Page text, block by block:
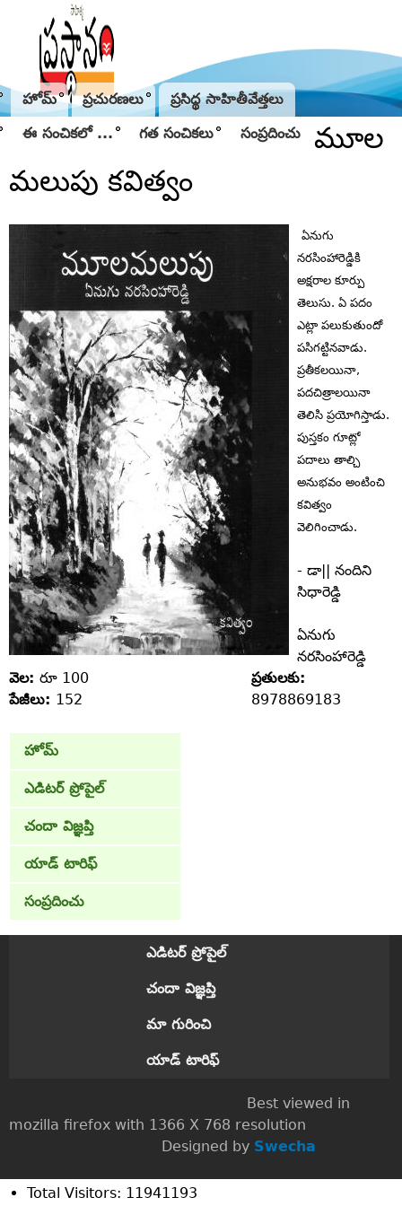
హోమ్ ప్రచురణలు ప్రసిద్థ సాహితీవేత్తలు
ఈ సంచికలో ... గత సంచికలు సంప్రదించు
మూల
మలుపు కవిత్వం
ఏనుగు
నరసింహారెడ్డికి
అక్షరాల కూర్పు
తెలుసు. ఏ పదం
ఎట్లా పలుకుతుందో
పసిగట్టినవాడు.
ప్రతీకలయినా,
పదచిత్రాలయినా
తెలిసి ప్రయోగిస్తాడు.
పుస్తకం గూట్లో
పదాలు తాల్చి
అనుభవం అంటించి
కవిత్వం
వెలిగించాడు.
- డా|| నందిని
సిధారెడ్డి
ఏనుగు
నరసింహారెడ్డి
వెల: రూ 100
పేజీలు: 152
ప్రతులకు:
8978869183
హోమ్
ఎడిటర్ ప్రోపైల్
చందా విజ్ఞప్తి
యాడ్ టారిఫ్
సంప్రదించు
ఎడిటర్ ప్రోపైల్
చందా విజ్ఞప్తి
మా గురించి
యాడ్ టారిఫ్
Best viewed in
mozilla firefox with 1366 X 768 resolution
Designed by Swecha
Total Visitors: 11941193